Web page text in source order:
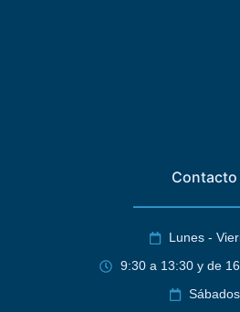
Contacto
Lunes -
9:30 a 13:30 y de
Sábados